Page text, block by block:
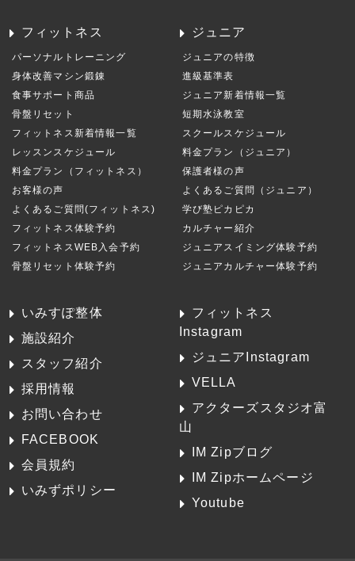
フィットネス
パーソナルトレーニング
身体改善マシン鍛錬
食事サポート商品
骨盤リセット
フィットネス新着情報一覧
レッスンスケジュール
料金プラン（フィットネス）
お客様の声
よくあるご質問(フィットネス)
フィットネス体験予約
フィットネスWEB入会予約
骨盤リセット体験予約
ジュニア
ジュニアの特徴
進級基準表
ジュニア新着情報一覧
短期水泳教室
スクールスケジュール
料金プラン（ジュニア）
保護者様の声
よくあるご質問（ジュニア）
学び塾ピカピカ
カルチャー紹介
ジュニアスイミング体験予約
ジュニアカルチャー体験予約
いみすぽ整体
施設紹介
スタッフ紹介
採用情報
お問い合わせ
FACEBOOK
会員規約
いみずポリシー
フィットネス
Instagram
ジュニアInstagram
VELLA
アクターズスタジオ富
山
IM Zipブログ
IM Zipホームページ
Youtube